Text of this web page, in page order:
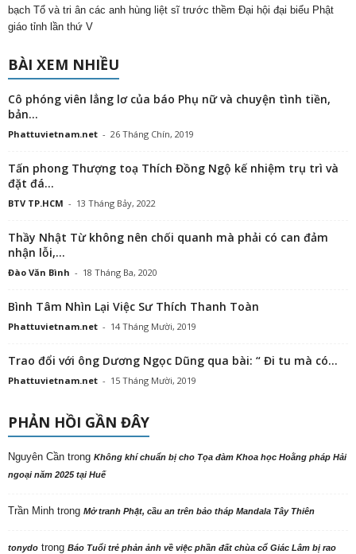
bạch Tổ và tri ân các anh hùng liệt sĩ trước thềm Đại hội đại biểu Phật
giáo tỉnh lần thứ V
BÀI XEM NHIỀU
Cô phóng viên lẳng lơ của báo Phụ nữ và chuyện tình tiền,
bản...
Phattuvietnam.net - 26 Tháng Chín, 2019
Tấn phong Thượng toạ Thích Đồng Ngộ kế nhiệm trụ trì và
đặt đá...
BTV TP.HCM - 13 Tháng Bảy, 2022
Thầy Nhật Từ không nên chối quanh mà phải có can đảm
nhận lỗi,...
Đào Văn Bình - 18 Tháng Ba, 2020
Bình Tâm Nhìn Lại Việc Sư Thích Thanh Toàn
Phattuvietnam.net - 14 Tháng Mười, 2019
Trao đổi với ông Dương Ngọc Dũng qua bài: “ Đi tu mà có...
Phattuvietnam.net - 15 Tháng Mười, 2019
PHẢN HỒI GẦN ĐÂY
Nguyên Cần trong Không khí chuẩn bị cho Tọa đàm Khoa học Hoằng pháp Hải
ngoại năm 2025 tại Huế
Trần Minh trong Mở tranh Phật, cầu an trên bảo tháp Mandala Tây Thiên
tonydo trong Báo Tuổi trẻ phản ảnh về việc phần đất chùa cổ Giác Lâm bị rao